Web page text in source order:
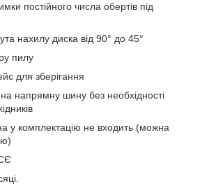
постійного числа обертів під
нахилу диска від 90° до 45°
пилу
для зберігання
напрямну шину без необхідності
у комплектацію не входить (можна